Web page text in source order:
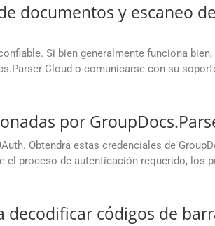
documentos y escaneo
Si bien generalmente funciona
Cloud o comunicarse con su
por
Obtendrá estas credenciales de
proceso de autenticación requerido, los
códigos de